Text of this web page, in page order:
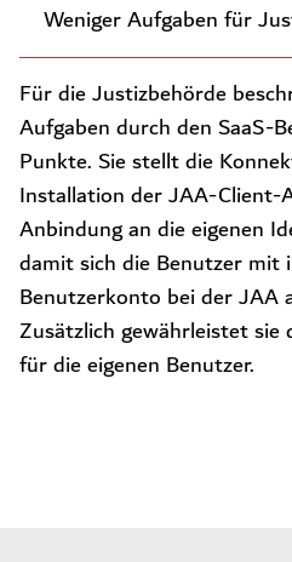
Weniger Aufgaben für
Für die Justizbehörde
Aufgaben durch den SaaS-
Punkte. Sie stellt die
Installation der JAA-Client-
Anbindung an die eigenen
damit sich die Benutzer mit
Benutzerkonto bei der JAA
Zusätzlich gewährleistet
für die eigenen Benutzer.